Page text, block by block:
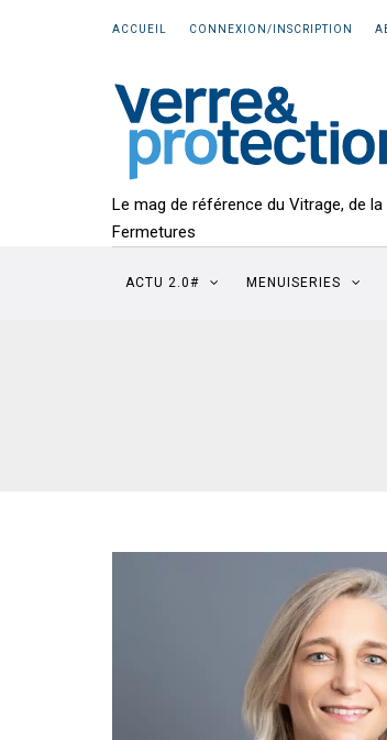
ACCUEIL CONNEXION/INSCRIPTION
Le mag de référence du Vitrage, de
Fermetures
ACTU 2.0# MENUISERIES